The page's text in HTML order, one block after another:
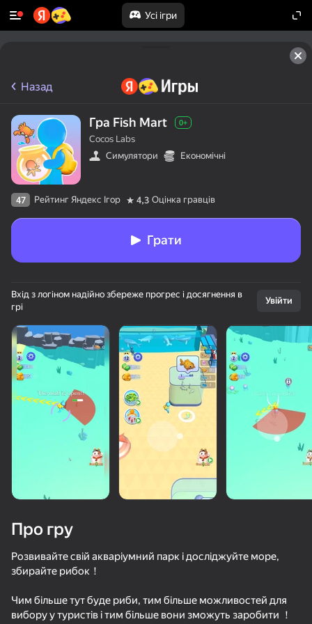
Усі ігри
50+ топ-ігор, у які грають
навіть ті, хто «не грає»
Ускользни от Лазера Cookie Clicker
53
Apple Worm
Телекинез
62
Назад
Гра Fish Mart 0+
Cocos Labs
Симулятори
Економічні
47 Рейтинг Яндекс Ігор 4,3 Оцінка гравців
Грати
Вхід з логіном надійно збереже прогрес і досягнення в
грі
Увійти
Про гру
Розвивайте свій акваріумний парк і досліджуйте море,
збирайте рибок！
Чим більше тут буде риби, тим більше можливостей для
вибору у туристів і тим більше вони зможуть заробити ！